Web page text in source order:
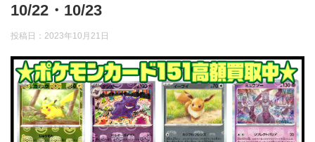
10/22・10/23
投稿日： 2023年10月21日